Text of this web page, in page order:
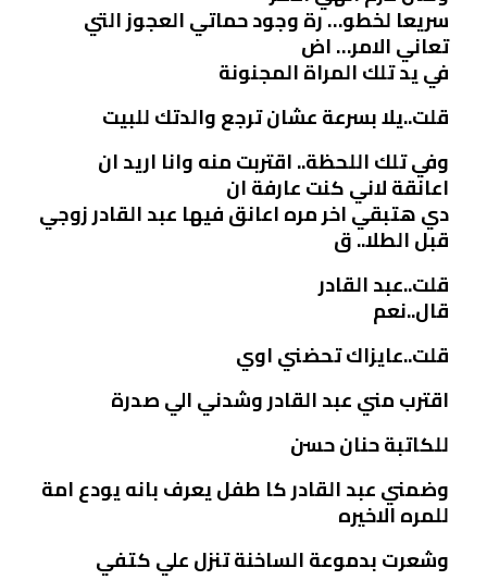
سريعا لخطو… رة وجود حماتي العجوز التي
تعاني الامر… اض
في يد تلك المراة المجنونة
قلت..يلا بسرعة عشان ترجع والدتك للبيت
وفي تلك اللحظة.. اقتربت منه وانا اريد ان
اعانقة لاني كنت عارفة ان
دي هتبقي اخر مره اعانق فيها عبد القادر زوجي
قبل الطلا.. ق
قلت..عبد القادر
قال..نعم
قلت..عايزاك تحضني اوي
اقترب مني عبد القادر وشدني الي صدرة
للكاتبة حنان حسن
وضمني عبد القادر كا طفل يعرف بانه يودع امة
للمره الاخيره
وشعرت بدموعة الساخنة تنزل علي كتفي